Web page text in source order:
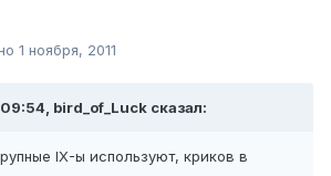
1 ноября, 2011
09:54, bird_of_Luck сказал:
IX-ы используют, криков в